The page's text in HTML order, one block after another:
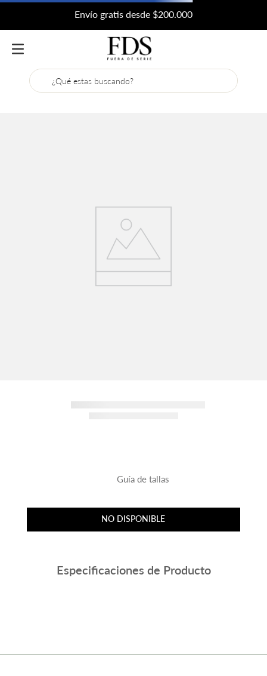
Envío gratis desde $200.000
¿Qué estas buscando?
Guía de tallas
NO DISPONIBLE
Especificaciones de Producto